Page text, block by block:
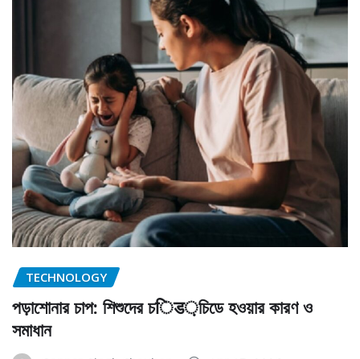
TECHNOLOGY
পড়াশোনার চাপ: শিশুদের চिड়চিডে হওয়ার কারণ ও
সমাধান